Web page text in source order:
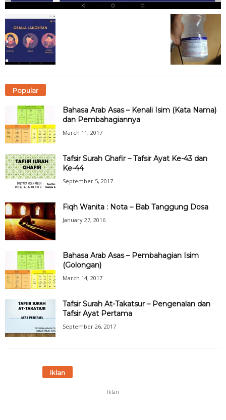
Popular
Bahasa Arab Asas – Kenali Isim (Kata Nama)
dan Pembahagiannya
March 11, 2017
Tafsir Surah Ghafir – Tafsir Ayat Ke-43 dan
Ke-44
September 5, 2017
Fiqh Wanita : Nota – Bab Tanggung Dosa
January 27, 2016
Bahasa Arab Asas – Pembahagian Isim
(Golongan)
March 14, 2017
Tafsir Surah At-Takatsur – Pengenalan dan
Tafsir Ayat Pertama
September 26, 2017
Iklan
Iklan